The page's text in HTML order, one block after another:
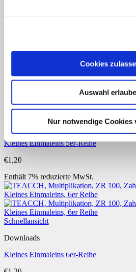
Cookies
Auswahl
Nur notwendige Cookies
Enthält 7% reduzierte MwSt.
Schnellansicht
Kleines Einmaleins 5er-Reihe
€1,20
Enthält 7% reduzierte MwSt.
Schnellansicht
Downloads
Kleines Einmaleins 6er-Reihe